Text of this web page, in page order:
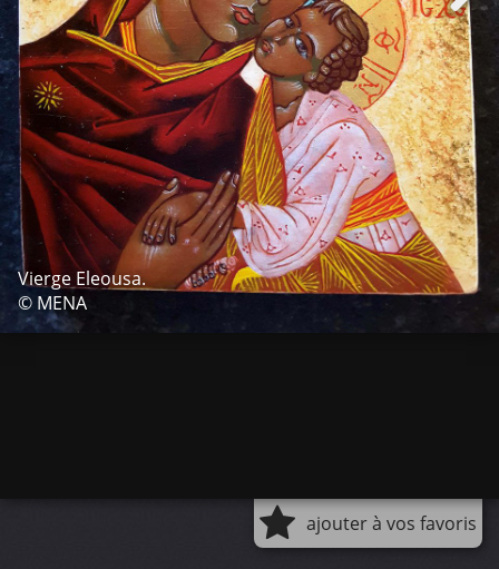
Vierge Eleousa.
© MENA
ajouter à vos favoris